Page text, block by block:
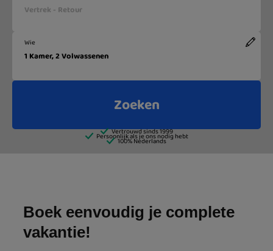
Boek eenvoudig je complete
vakantie!